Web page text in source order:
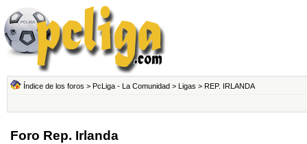
Índice de los foros > PcLiga - La Comunidad > Ligas > REP. IRLANDA
Foro Rep. Irlanda